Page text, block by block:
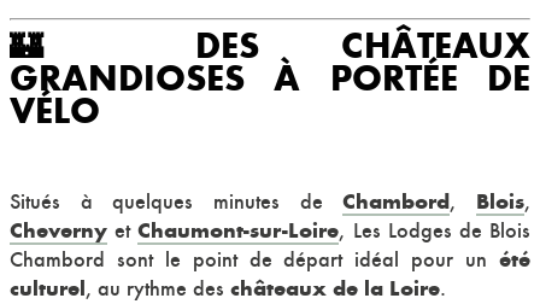
🏰 DES CHÂTEAUX
GRANDIOSES À PORTÉE DE
VÉLO
Situés à quelques minutes deChambord, Blois,
Cheverny etChaumont-sur-Loire, Les Lodges de Blois
Chambord sont le point de départ idéal pour un été
culturel, au rythme des châteaux de la Loire.